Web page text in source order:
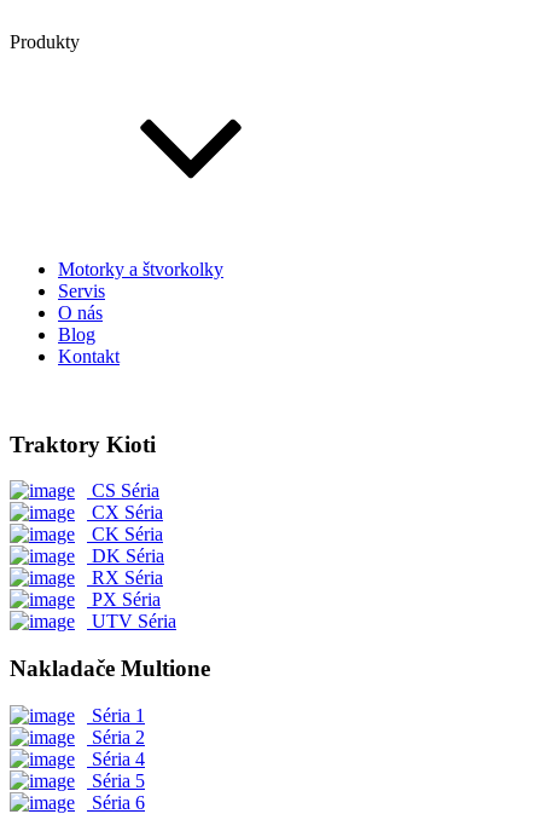
Produkty
Motorky a štvorkolky
Servis
O nás
Blog
Kontakt
Traktory Kioti
CS Séria
CX Séria
CK Séria
DK Séria
RX Séria
PX Séria
UTV Séria
Nakladače Multione
Séria 1
Séria 2
Séria 4
Séria 5
Séria 6